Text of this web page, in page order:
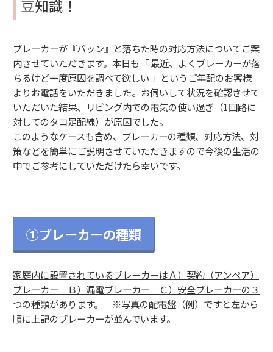
豆知識！
ブレーカーが『バッン』と落ちた時の対応方法についてご案
内させていただきます。本日も「 最近、よくブレーカーが落
ちるけど一度原因を調べて欲しい 」というご年配のお客様
よりお電話をいただきました。お伺いして状況を確認させて
いただいた結果、リビング内での電気の使い過ぎ（1回路に
対してのタコ足配線）が原因でした。
このようなケースも含め、ブレーカーの種類、対応方法、対
策などを簡単にご説明させていただきますので今後の生活の
中でご参考にしていただけたら幸いです。
①ブレーカーの種類
家庭内に設置されているブレーカーはＡ）契約（アンペア）
ブレーカー Ｂ）漏電ブレーカー Ｃ）安全ブレーカーの３
つの種類があります。
※写真の配電盤（例）ですと左から
順に上記のブレーカーが並んでいます。